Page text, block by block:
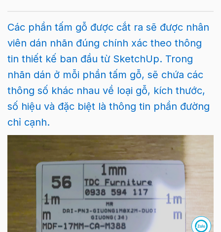
Các phần tấm gỗ được cắt ra sẽ được nhân
viên dán nhãn đúng chính xác theo thông
tin thiết kế ban đầu từ SketchUp. Trong
nhãn dán ở mỗi phần tấm gỗ, sẽ chứa các
thông số khác nhau về loại gỗ, kích thước,
số hiệu và đặc biệt là thông tin phần đường
chỉ cạnh.